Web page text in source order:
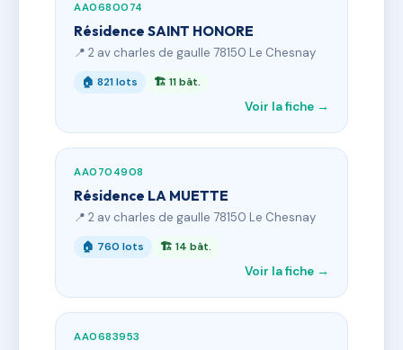
AA0680074
Résidence SAINT HONORE
📍 2 av charles de gaulle 78150 Le Chesnay
🏠 821 lots 🏗 11 bât.
Voir la fiche →
AA0704908
Résidence LA MUETTE
📍 2 av charles de gaulle 78150 Le Chesnay
🏠 760 lots 🏗 14 bât.
Voir la fiche →
AA0683953